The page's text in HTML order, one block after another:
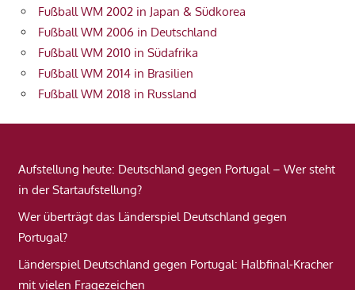
Fußball WM 2002 in Japan & Südkorea
Fußball WM 2006 in Deutschland
Fußball WM 2010 in Südafrika
Fußball WM 2014 in Brasilien
Fußball WM 2018 in Russland
Aufstellung heute: Deutschland gegen Portugal – Wer steht
in der Startaufstellung?
Wer überträgt das Länderspiel Deutschland gegen
Portugal?
Länderspiel Deutschland gegen Portugal: Halbfinal-Kracher
mit vielen Fragezeichen